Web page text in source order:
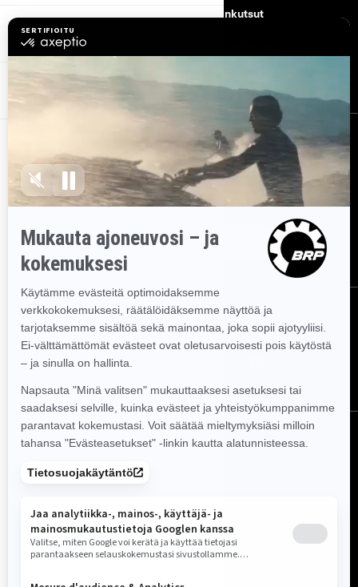
TUTUSTU
CAN-AMIIN
OMISTAJAT
Työpaikat
Tule brp:n jälleenmyyjäksi
Takaisinkutsut
TILAA UUTISKIRJE
Tilaa uutiskirje.Saat tietää tuoreeltaan uusimmat uutiset, tapahtumat
ja tarjoukset.
TILAA
SEURAA MEITÄ